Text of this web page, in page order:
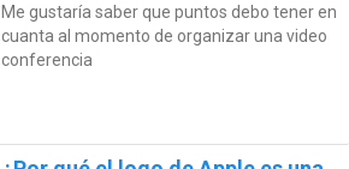
Me gustaría saber que puntos debo tener en
cuanta al momento de organizar una video
conferencia